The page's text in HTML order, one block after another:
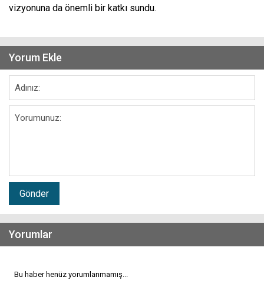
vizyonuna da önemli bir katkı sundu.
Yorum Ekle
Gönder
Yorumlar
Bu haber henüz yorumlanmamış...